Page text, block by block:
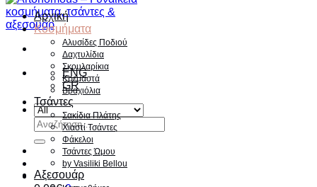
ENG
GR
Αναζήτηση
για:
Αρχική
Κοσμήματα
Αλυσίδες Ποδιού
Δαχτυλίδια
Σκουλαρίκια
Κρεμαστά
Βραχιόλια
Τσάντες
Σακίδια Πλάτης
Χιαστί Τσάντες
Φάκελοι
Τσάντες Ώμου
by Vasiliki Bellou
Αξεσουάρ